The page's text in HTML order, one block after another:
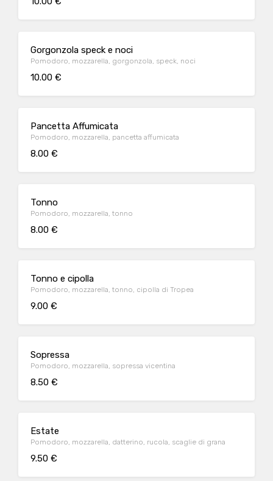
Gorgonzola speck e noci
Pomodoro, mozzarella, gorgonzola, speck, noci
10.00 €
Pancetta Affumicata
Pomodoro, mozzarella, pancetta affumicata
8.00 €
Tonno
Pomodoro, mozzarella, tonno
8.00 €
Tonno e cipolla
Pomodoro, mozzarella, tonno, cipolla di Tropea
9.00 €
Sopressa
Pomodoro, mozzarella, sopressa vicentina
8.50 €
Estate
Pomodoro, mozzarella, datterino, rucola, scaglie di grana
9.50 €